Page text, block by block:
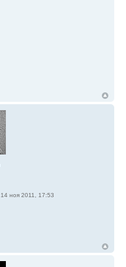
14 ноя 2011, 17:53